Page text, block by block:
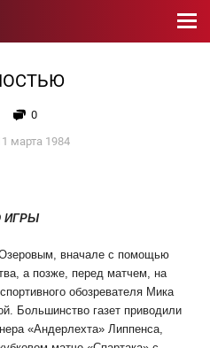
0
марта 1984
ИГРЫ
вначале с помощью
а позже, перед матчем, на
обозревателя Мика
Большинство газет приводили
«Андерлехта» Липпенса,